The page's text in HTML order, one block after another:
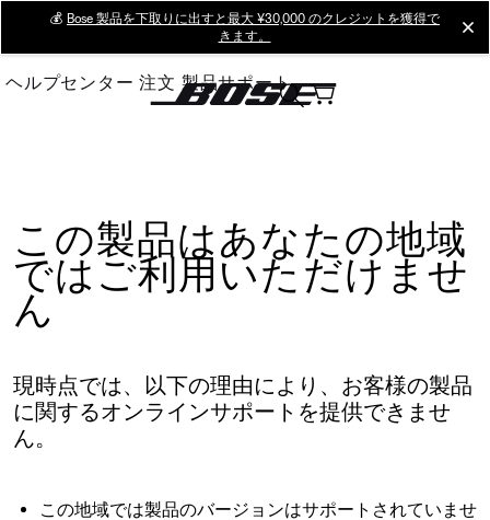
Main
💰 Bose 製品を下取りに出すと最大 ¥30,000 のクレジットを獲得で
きます。
ヘルプセンター 注文 製品サポート
この製品はあなたの地域
ではご利用いただけませ
ん
現時点では、以下の理由により、お客様の製品
に関するオンラインサポートを提供できませ
ん。
この地域では製品のバージョンはサポートされていませ